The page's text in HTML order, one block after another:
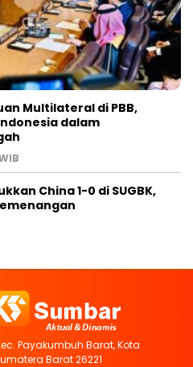
Multilateral di PBB,
dalam
China 1-0 di SUGBK,
Payakumbuh Barat, Kota
Barat 26221